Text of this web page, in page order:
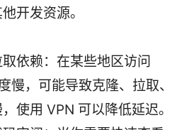
开发资源。
依赖：在某些地区访问
慢，可能导致克隆、拉取、
使用 VPN 可以降低延迟。